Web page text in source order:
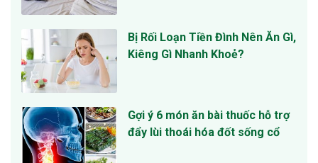
Bị Rối Loạn Tiền Đình Nên Ăn Gì,
Kiêng Gì Nhanh Khoẻ?
Gợi ý 6 món ăn bài thuốc hỗ trợ
đẩy lùi thoái hóa đốt sống cổ